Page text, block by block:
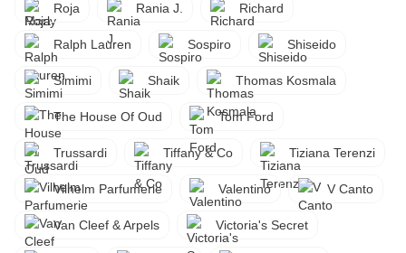
Roja Rania J. Richard
Ralph Lauren Sospiro Shiseido
Simimi Shaik Thomas Kosmala
The House Of Oud Tom Ford
Trussardi Tiffany & Co Tiziana Terenzi
Vilhelm Parfumerie Valentino V Canto
Van Cleef & Arpels Victoria's Secret